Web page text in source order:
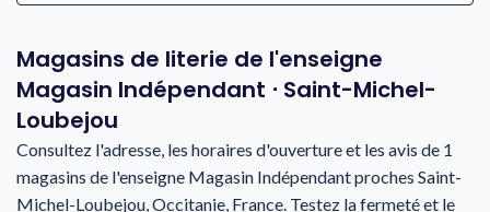
Magasins de literie de l'enseigne
Magasin Indépendant ⋅ Saint-Michel-
Loubejou
Consultez l'adresse, les horaires d'ouverture et les avis de 1
magasins de l'enseigne Magasin Indépendant proches Saint-
Michel-Loubejou, Occitanie, France. Testez la fermeté et le